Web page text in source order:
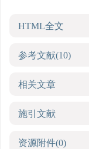
HTML全文
参考文献(10)
相关文章
施引文献
资源附件(0)